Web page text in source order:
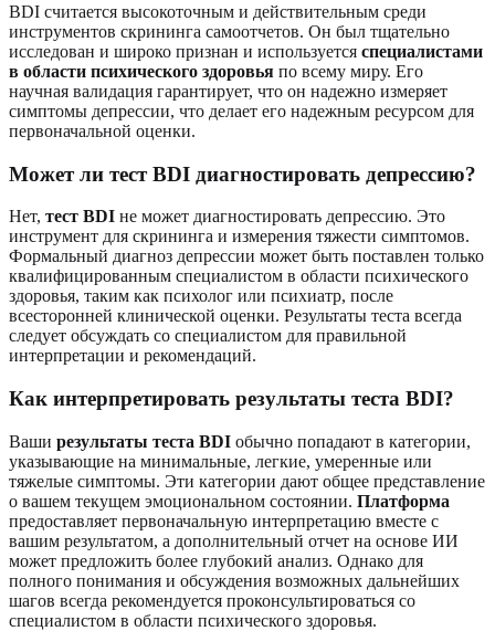
BDI считается высокоточным и действительным среди
инструментов скрининга самоотчетов. Он был тщательно
исследован и широко признан и используется специалистами
в области психического здоровья по всему миру. Его
научная валидация гарантирует, что он надежно измеряет
симптомы депрессии, что делает его надежным ресурсом для
первоначальной оценки.
Может ли тест BDI диагностировать депрессию?
Нет, тест BDI не может диагностировать депрессию. Это
инструмент для скрининга и измерения тяжести симптомов.
Формальный диагноз депрессии может быть поставлен только
квалифицированным специалистом в области психического
здоровья, таким как психолог или психиатр, после
всесторонней клинической оценки. Результаты теста всегда
следует обсуждать со специалистом для правильной
интерпретации и рекомендаций.
Как интерпретировать результаты теста BDI?
Ваши результаты теста BDI обычно попадают в категории,
указывающие на минимальные, легкие, умеренные или
тяжелые симптомы. Эти категории дают общее представление
о вашем текущем эмоциональном состоянии. Платформа
предоставляет первоначальную интерпретацию вместе с
вашим результатом, а дополнительный отчет на основе ИИ
может предложить более глубокий анализ. Однако для
полного понимания и обсуждения возможных дальнейших
шагов всегда рекомендуется проконсультироваться со
специалистом в области психического здоровья.